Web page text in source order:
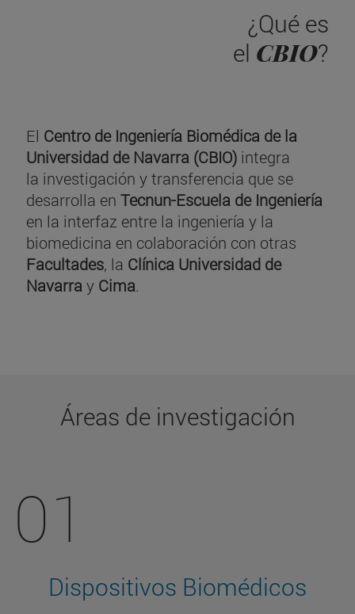
¿Qué es
el CBIO?
El Centro de Ingeniería Biomédica de la
Universidad de Navarra (CBIO) integra
la investigación y transferencia que se
desarrolla en Tecnun-Escuela de Ingeniería
en la interfaz entre la ingeniería y la
biomedicina en colaboración con otras
Facultades, la Clínica Universidad de
Navarra y Cima.
Áreas de investigación
01
Dispositivos Biomédicos